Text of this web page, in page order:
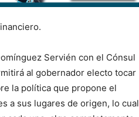
Servién con el Cónsul
al gobernador electo tocar
la política que propone el
a sus lugares de origen, lo cual